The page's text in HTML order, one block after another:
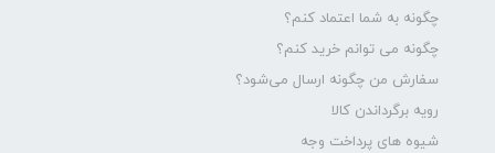
چگونه به شما اعتماد کنم؟
چگونه می توانم خرید کنم؟
سفارش من چگونه ارسال می‌شود؟
رویه برگرداندن کالا
شیوه های پرداخت وجه